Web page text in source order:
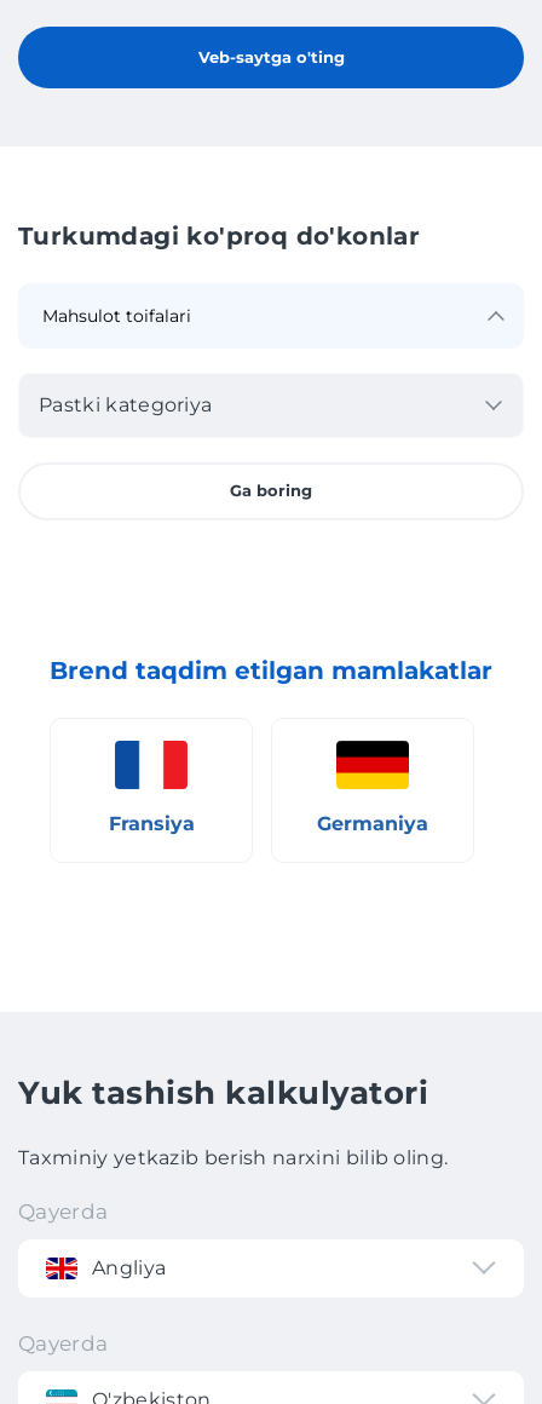
Veb-saytga o'ting
Turkumdagi ko'proq do'konlar
Pastki kategoriya
Ga boring
Brend taqdim etilgan mamlakatlar
Fransiya Germaniya
Yuk tashish kalkulyatori
Taxminiy yetkazib berish narxini bilib oling.
Qayerda
Angliya
Qayerda
O'zbekiston